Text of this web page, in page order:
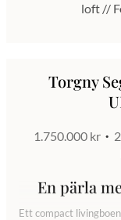
loft //
Torgny
1.750.000 kr
En pärla
Ett compact